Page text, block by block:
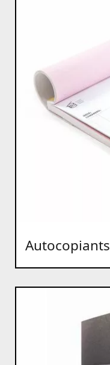
Autocopiants